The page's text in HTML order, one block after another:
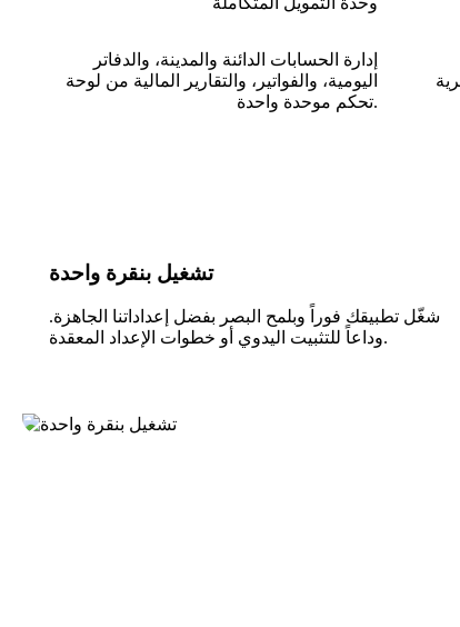
إدارة الحسابات الدائنة والمدينة، والدفاتر
اليومية، والفواتير، والتقارير المالية من لوحة
تحكم موحدة واحدة.
تشغيل بنقرة واحدة
شغّل تطبيقك فوراً وبلمح البصر بفضل إعداداتنا الجاهزة.
وداعاً للتثبيت اليدوي أو خطوات الإعداد المعقدة.